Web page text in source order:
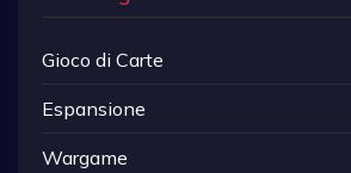
Gioco di Carte
Espansione
Wargame